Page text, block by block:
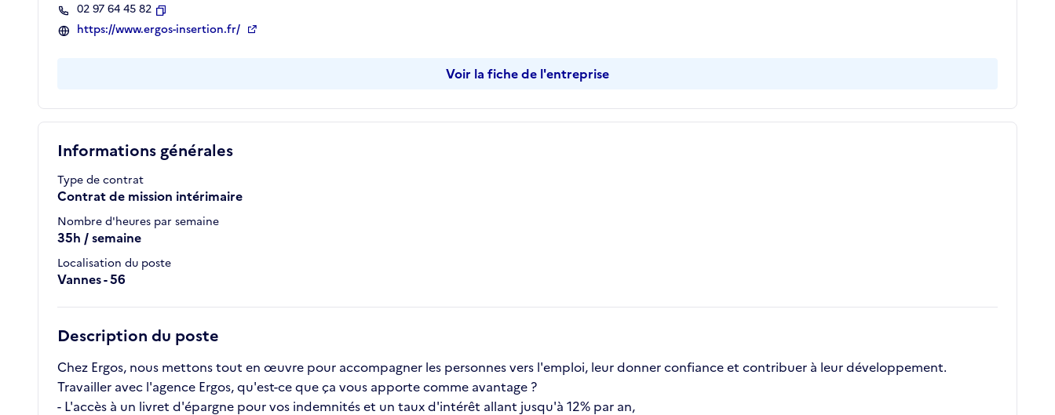
Informations générales
Type de contrat
Contrat de mission intérimaire
Nombre d'heures par semaine
35h / semaine
Localisation du poste
Vannes - 56
Description du poste
Chez Ergos, nous mettons tout en œuvre pour accompagner les personnes vers l'emploi, leur donner confiance et contribuer à leur développement.
Travailler avec l'agence Ergos, qu'est-ce que ça vous apporte comme avantage ?
- L'accès à un livret d'épargne pour vos indemnités et un taux d'intérêt allant jusqu'à 12% par an,
02 97 64 45 82
Copier
https://www.ergos-insertion.fr/
Voir la fiche de l'entreprise